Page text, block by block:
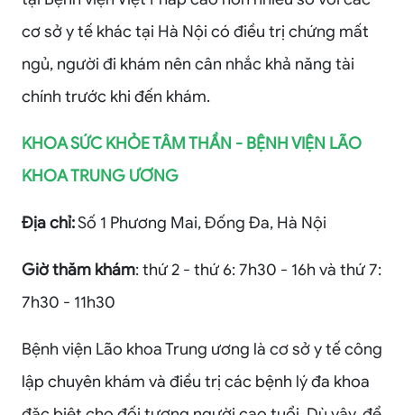
cơ sở y tế khác tại Hà Nội có điều trị chứng mất
ngủ, người đi khám nên cân nhắc khả năng tài
chính trước khi đến khám.
KHOA SỨC KHỎE TÂM THẦN - BỆNH VIỆN LÃO
KHOA TRUNG ƯƠNG
Địa chỉ:Số 1 Phương Mai, Đống Đa, Hà Nội
Giờ thăm khám: thứ 2 - thứ 6: 7h30 - 16h và thứ 7:
7h30 - 11h30
Bệnh viện Lão khoa Trung ương là cơ sở y tế công
lập chuyên khám và điều trị các bệnh lý đa khoa